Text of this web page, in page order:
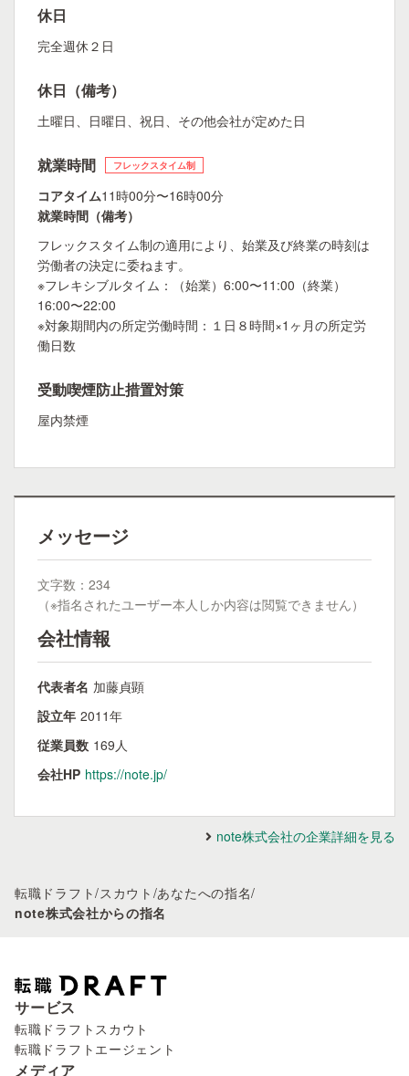
休日
完全週休２日
休日（備考）
土曜日、日曜日、祝日、その他会社が定めた日
就業時間 フレックスタイム制
コアタイム11時00分〜16時00分
就業時間（備考）
フレックスタイム制の適用により、始業及び終業の時刻は
労働者の決定に委ねます。
※フレキシブルタイム：（始業）6:00〜11:00（終業）
16:00〜22:00
※対象期間内の所定労働時間：１日８時間×1ヶ月の所定労
働日数
受動喫煙防止措置対策
屋内禁煙
メッセージ
文字数：234
（※指名されたユーザー本人しか内容は閲覧できません）
会社情報
代表者名 加藤貞顕
設立年 2011年
従業員数 169人
会社HP https://note.jp/
note株式会社の企業詳細を見る
転職ドラフト/スカウト /あなたへの指名/
note株式会社からの指名
サービス
転職ドラフトスカウト
転職ドラフトエージェント
メディア